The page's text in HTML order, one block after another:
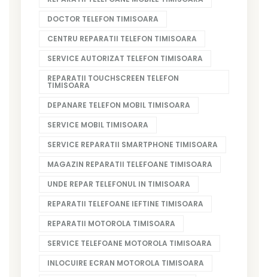
DOCTOR TELEFON TIMISOARA
CENTRU REPARATII TELEFON TIMISOARA
SERVICE AUTORIZAT TELEFON TIMISOARA
REPARATII TOUCHSCREEN TELEFON
TIMISOARA
DEPANARE TELEFON MOBIL TIMISOARA
SERVICE MOBIL TIMISOARA
SERVICE REPARATII SMARTPHONE TIMISOARA
MAGAZIN REPARATII TELEFOANE TIMISOARA
UNDE REPAR TELEFONUL IN TIMISOARA
REPARATII TELEFOANE IEFTINE TIMISOARA
REPARATII MOTOROLA TIMISOARA
SERVICE TELEFOANE MOTOROLA TIMISOARA
INLOCUIRE ECRAN MOTOROLA TIMISOARA